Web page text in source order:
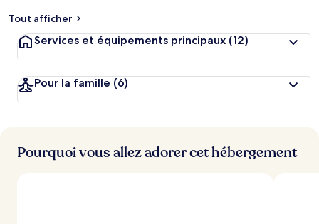
Tout afficher
Services et équipements principaux (12)
Pour la famille (6)
Pourquoi vous allez adorer cet hébergement